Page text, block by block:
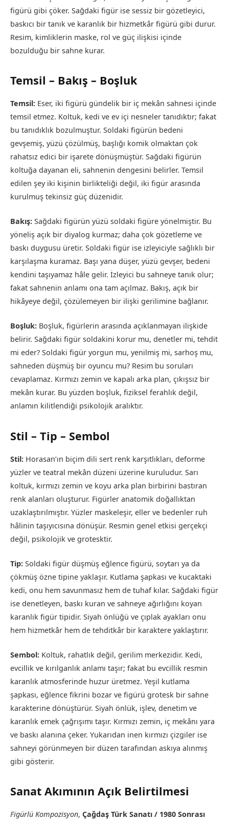
figürü gibi çöker. Sağdaki figür ise sessiz bir gözetleyici,
baskıcı bir tanık ve karanlık bir hizmetkâr figürü gibi durur.
Resim, kimliklerin maske, rol ve güç ilişkisi içinde
bozulduğu bir sahne kurar.
Temsil – Bakış – Boşluk
Temsil: Eser, iki figürü gündelik bir iç mekân sahnesi içinde
temsil etmez. Koltuk, kedi ve ev içi nesneler tanıdıktır; fakat
bu tanıdıklık bozulmuştur. Soldaki figürün bedeni
gevşemiş, yüzü çözülmüş, başlığı komik olmaktan çok
rahatsız edici bir işarete dönüşmüştür. Sağdaki figürün
koltuğa dayanan eli, sahnenin dengesini belirler. Temsil
edilen şey iki kişinin birlikteliği değil, iki figür arasında
kurulmuş tekinsiz güç düzenidir.
Bakış: Sağdaki figürün yüzü soldaki figüre yönelmiştir. Bu
yöneliş açık bir diyalog kurmaz; daha çok gözetleme ve
baskı duygusu üretir. Soldaki figür ise izleyiciyle sağlıklı bir
karşılaşma kuramaz. Başı yana düşer, yüzü gevşer, bedeni
kendini taşıyamaz hâle gelir. İzleyici bu sahneye tanık olur;
fakat sahnenin anlamı ona tam açılmaz. Bakış, açık bir
hikâyeye değil, çözülemeyen bir ilişki gerilimine bağlanır.
Boşluk: Boşluk, figürlerin arasında açıklanmayan ilişkide
belirir. Sağdaki figür soldakini korur mu, denetler mi, tehdit
mi eder? Soldaki figür yorgun mu, yenilmiş mi, sarhoş mu,
sahneden düşmüş bir oyuncu mu? Resim bu soruları
cevaplamaz. Kırmızı zemin ve kapalı arka plan, çıkışsız bir
mekân kurar. Bu yüzden boşluk, fiziksel ferahlık değil,
anlamın kilitlendiği psikolojik aralıktır.
Stil – Tip – Sembol
Stil: Horasan’ın biçim dili sert renk karşıtlıkları, deforme
yüzler ve teatral mekân düzeni üzerine kuruludur. Sarı
koltuk, kırmızı zemin ve koyu arka plan birbirini bastıran
renk alanları oluşturur. Figürler anatomik doğallıktan
uzaklaştırılmıştır. Yüzler maskeleşir, eller ve bedenler ruh
hâlinin taşıyıcısına dönüşür. Resmin genel etkisi gerçekçi
değil, psikolojik ve grotesktir.
Tip: Soldaki figür düşmüş eğlence figürü, soytarı ya da
çökmüş özne tipine yaklaşır. Kutlama şapkası ve kucaktaki
kedi, onu hem savunmasız hem de tuhaf kılar. Sağdaki figür
ise denetleyen, baskı kuran ve sahneye ağırlığını koyan
karanlık figür tipidir. Siyah önlüğü ve çıplak ayakları onu
hem hizmetkâr hem de tehditkâr bir karaktere yaklaştırır.
Sembol: Koltuk, rahatlık değil, gerilim merkezidir. Kedi,
evcillik ve kırılganlık anlamı taşır; fakat bu evcillik resmin
karanlık atmosferinde huzur üretmez. Yeşil kutlama
şapkası, eğlence fikrini bozar ve figürü grotesk bir sahne
karakterine dönüştürür. Siyah önlük, işlev, denetim ve
karanlık emek çağrışımı taşır. Kırmızı zemin, iç mekânı yara
ve baskı alanına çeker. Yukarıdan inen kırmızı çizgiler ise
sahneyi görünmeyen bir düzen tarafından askıya alınmış
gibi gösterir.
Sanat Akımının Açık Belirtilmesi
Figürlü Kompozisyon, Çağdaş Türk Sanatı / 1980 Sonrası